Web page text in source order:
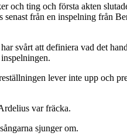
och ting och första akten
senast från en inspelning från
svårt att definiera vad det
lever inte upp och
var fräcka.
sjunger om.